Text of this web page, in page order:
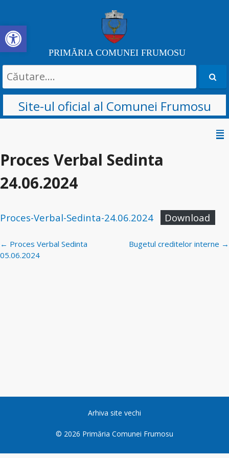
Deschide bara de unelte
PRIMĂRIA COMUNEI FRUMOSU
Search
for:
Site-ul oficial al Comunei Frumosu
conținut
Proces Verbal Sedinta
24.06.2024
Proces-Verbal-Sedinta-24.06.2024 Download
Navigare
postări
← Proces Verbal Sedinta
05.06.2024
Bugetul creditelor interne →
Arhiva site vechi
© 2026 Primăria Comunei Frumosu